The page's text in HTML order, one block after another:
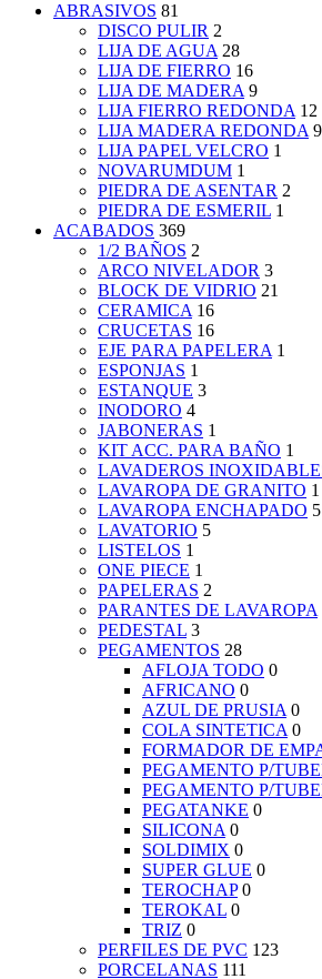
ABRASIVOS 81
DISCO PULIR 2
LIJA DE AGUA 28
LIJA DE FIERRO 16
LIJA DE MADERA 9
LIJA FIERRO REDONDA 12
LIJA MADERA REDONDA 9
LIJA PAPEL VELCRO 1
NOVARUMDUM 1
PIEDRA DE ASENTAR 2
PIEDRA DE ESMERIL 1
ACABADOS 369
1/2 BAÑOS 2
ARCO NIVELADOR 3
BLOCK DE VIDRIO 21
CERAMICA 16
CRUCETAS 16
EJE PARA PAPELERA 1
ESPONJAS 1
ESTANQUE 3
INODORO 4
JABONERAS 1
KIT ACC. PARA BAÑO 1
LAVADEROS
LAVAROPA DE GRANITO 1
LAVAROPA ENCHAPADO 5
LAVATORIO 5
LISTELOS 1
ONE PIECE 1
PAPELERAS 2
PARANTES DE LAVAROPA
PEDESTAL 3
PEGAMENTOS 28
AFLOJA TODO 0
AFRICANO 0
AZUL DE PRUSIA 0
COLA SINTETICA 0
FORMADOR DE
PEGAMENTO P/
PEGAMENTO P/
PEGATANKE 0
SILICONA 0
SOLDIMIX 0
SUPER GLUE 0
TEROCHAP 0
TEROKAL 0
TRIZ 0
PERFILES DE PVC 123
PORCELANAS 111